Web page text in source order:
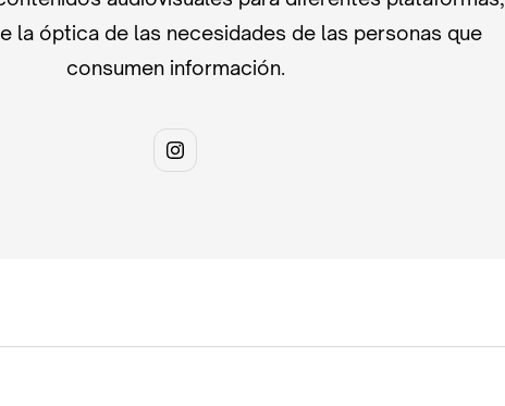
la óptica de las necesidades de las personas que
consumen información.